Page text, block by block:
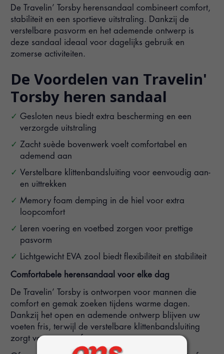
De Travelin’ Torsby herensandaal combineert comfort,
stabiliteit en een sportieve uitstraling. Dankzij de
verstelbare pasvorm en het ademende ontwerp is
deze sandaal ideaal voor dagelijks gebruik en
zomerse activiteiten.
De Voordelen van Travelin'
Torsby heren sandaal
Gesloten neus biedt extra bescherming en een
verzorgde uitstraling
Zacht suède bovenwerk voelt comfortabel en
ademend aan
Verstelbare klittenbandsluiting voor eenvoudig aan-
en uittrekken
Memory foam demping in de hiel voor extra
loopcomfort
Leren voering en voetbed zorgen voor prettige
pasvorm
Lichtgewicht EVA zool biedt flexibiliteit en stabiliteit
Comfortabele herensandaal voor elke dag
De Travelin’ Torsby is ontworpen voor mannen die
comfort en gemak zoeken tijdens warme dagen.
Dankzij het open en ademende ontwerp blijven uw
voeten fris, terwijl de verstelbare klittenbandsluiting
zorgt voor een perfecte pasvorm.